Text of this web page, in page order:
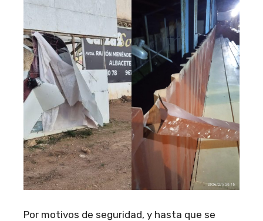
Por motivos de seguridad, y hasta que se